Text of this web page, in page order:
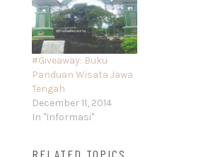
#Giveaway: Buku
Panduan Wisata Jawa
Tengah
December 11, 2014
In "Informasi"